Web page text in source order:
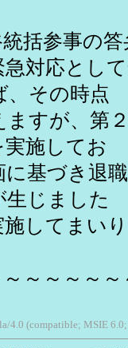
括参事の
対応とし
、その時点
すが、第２
施してお
基づき退職
生じました
してまいり
～～～～
4.0 (compatible; MSIE